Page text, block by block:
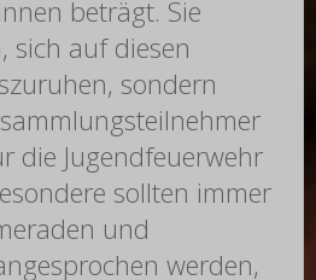
beträgt. Sie
sich auf diesen
sondern
die Jugendfeuerwehr
sollten immer
und
werden,